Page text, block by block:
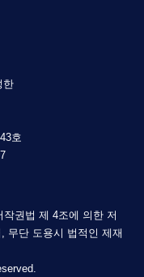
한
호
권법 제 4조에 의한 저
무단 도용시 법적인 제재